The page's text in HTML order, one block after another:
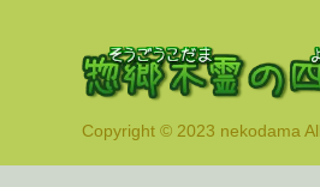
Copyright © 2023 nekodama